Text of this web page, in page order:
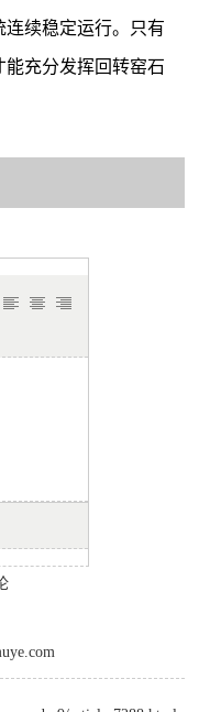
续稳定运行。只有
充分发挥回转窑石